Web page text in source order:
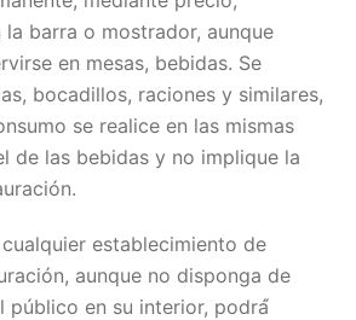
barra o mostrador, aunque
en mesas, bebidas. Se
bocadillos, raciones y similares,
se realice en las mismas
de las bebidas y no implique la
establecimiento de
aunque no disponga de
público en su interior, podrá́